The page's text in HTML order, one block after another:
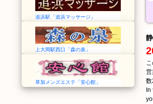
追浜駅「追浜マッサージ」
上大岡駅西口「森の泉」
草加メンズエステ「安心館」
数